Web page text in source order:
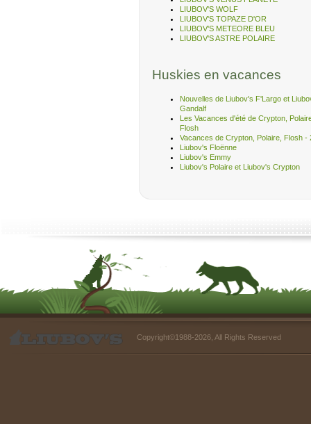
LIUBOV'S WOLF
LIUBOV'S TOPAZE D'OR
LIUBOV'S METEORE BLEU
LIUBOV'S ASTRE POLAIRE
Huskies en vacances
Nouvelles de Liubov's F'Largo et
Gandalf
Les Vacances d'été de Crypton,
Flosh
Vacances de Crypton, Polaire, Flosh -
Liubov's Floënne
Liubov's Emmy
Liubov's Polaire et Liubov's Crypton
Copyright©1988-2026, All Rights Reserved